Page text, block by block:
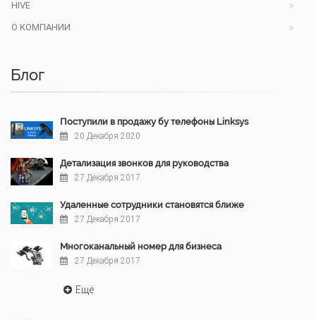
HIVE
О КОМПАНИИ
Блог
Поступили в продажу бу телефоны Linksys
20 Декабря 2020
Детализация звонков для руководства
27 Декабря 2017
Удаленные сотрудники становятся ближе
27 Декабря 2017
Многоканальный номер для бизнеса
27 Декабря 2017
Ещё